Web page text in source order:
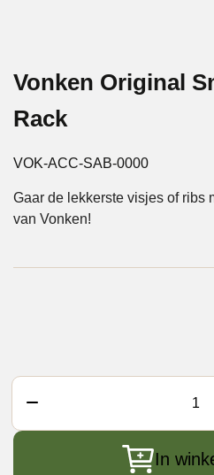
Vonken Original
Rack
VOK-ACC-SAB-0000
Gaar de lekkerste visjes of ribs
van Vonken!
Original
In